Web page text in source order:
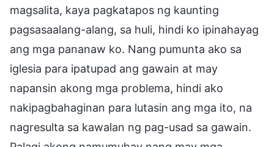
magsalita, kaya pagkatapos ng kaunting
pagsasaalang-alang, sa huli, hindi ko ipinahayag
ang mga pananaw ko. Nang pumunta ako sa
iglesia para ipatupad ang gawain at may
napansin akong mga problema, hindi ako
nakipagbahaginan para lutasin ang mga ito, na
nagresulta sa kawalan ng pag-usad sa gawain.